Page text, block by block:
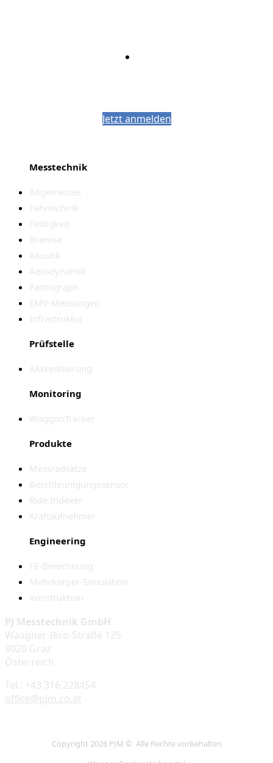
Jetzt anmelden
Messtechnik
Allgemeines
Fahrtechnik
Festigkeit
Bremse
Akustik
Aerodynamik
Pantograph
EMV-Messungen
Infrastruktur
Prüfstelle
Akkreditierung
Monitoring
WaggonTracker
Produkte
Messradsätze
Beschleunigungssensor
Ride Indexer
Kraftaufnehmer
Engineering
FE-Berechnung
Mehrkörper-Simulation
Konstruktion
PJ Messtechnik GmbH
Waagner-Biro-Straße 125
8020 Graz
Österreich
Tel.: +43 316 228454
office@pjm.co.at
Copyright 2026 PJM © Alle Rechte vorbehalten